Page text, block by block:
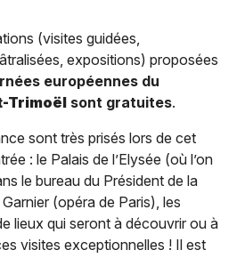
(visites guidées,
expositions) proposées
européennes du
Trimoël sont gratuites.
sont très prisés lors de cet
: le Palais de l’Elysée (où l’on
le bureau du Président de la
Garnier (opéra de Paris), les
lieux qui seront à découvrir ou à
visites exceptionnelles ! Il est